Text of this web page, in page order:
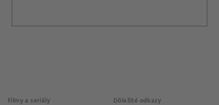
Filmy a seriály Dôležité odkazy